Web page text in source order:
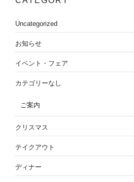
Uncategorized
お知らせ
イベント・フェア
カテゴリーなし
ご案内
クリスマス
テイクアウト
ディナー